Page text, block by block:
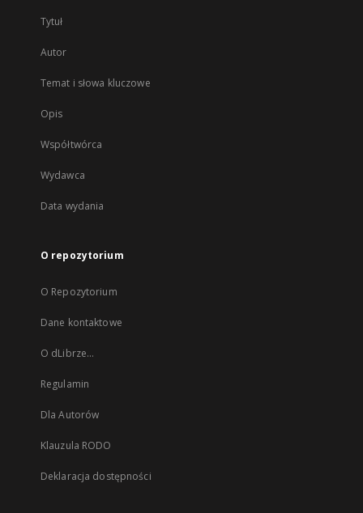
Tytuł
Autor
Temat i słowa kluczowe
Opis
Współtwórca
Wydawca
Data wydania
O repozytorium
O Repozytorium
Dane kontaktowe
O dLibrze...
Regulamin
Dla Autorów
Klauzula RODO
Deklaracja dostępności